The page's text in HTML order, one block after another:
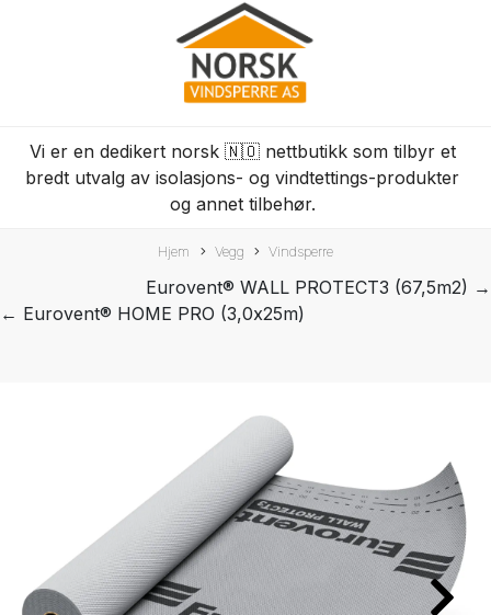
Vi er en dedikert norsk 🇳🇴 nettbutikk som tilbyr et
bredt utvalg av isolasjons- og vindtettings-produkter
og annet tilbehør.
Hjem Vegg Vindsperre
Eurovent® WALL PROTECT3 (67,5m2) →
← Eurovent® HOME PRO (3,0x25m)